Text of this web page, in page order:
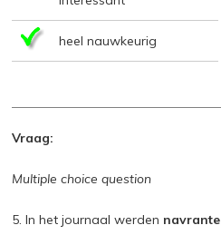
heel nauwkeurig
Vraag:
Multiple choice question
5. In het journaal werden navrante